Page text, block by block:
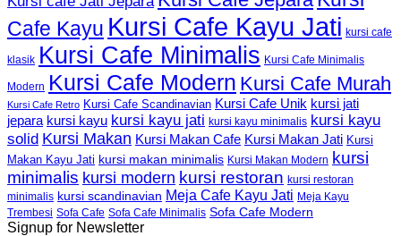
Cafe Kayu Kursi Cafe Kayu Jati kursi cafe
klasik Kursi Cafe Minimalis Kursi Cafe Minimalis
Modern Kursi Cafe Modern Kursi Cafe Murah
Kursi Cafe Retro Kursi Cafe Scandinavian Kursi Cafe Unik kursi jati
jepara kursi kayu kursi kayu jati kursi kayu minimalis kursi kayu
solid Kursi Makan Kursi Makan Cafe Kursi Makan Jati Kursi
Makan Kayu Jati kursi makan minimalis Kursi Makan Modern kursi
minimalis kursi modern kursi restoran kursi restoran
minimalis kursi scandinavian Meja Cafe Kayu Jati Meja Kayu
Trembesi Sofa Cafe Sofa Cafe Minimalis Sofa Cafe Modern
Signup for Newsletter